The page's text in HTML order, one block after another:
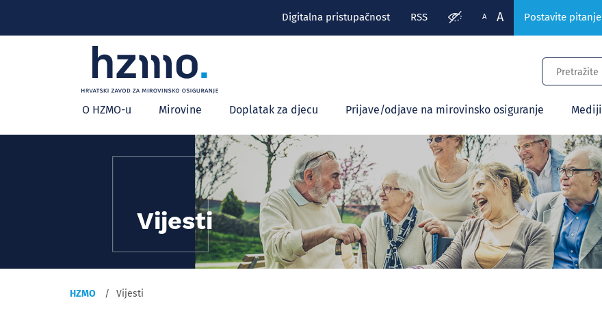
Digitalna pristupačnost RSS A A Postavite pitanje
Glavni
izbornik
O HZMO-u Mirovine Doplatak za djecu Prijave/odjave na mirovinsko osiguranje Mediji
Vijesti
HZMO Vijesti